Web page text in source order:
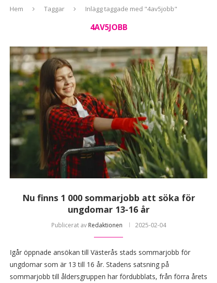
Hem Taggar Inlägg taggade med "4av5jobb"
4AV5JOBB
Nu finns 1 000 sommarjobb att söka för
ungdomar 13-16 år
Publicerat av Redaktionen 2025-02-04
Igår öppnade ansökan till Västerås stads sommarjobb för
ungdomar som är 13 till 16 år. Stadens satsning på
sommarjobb till åldersgruppen har fördubblats, från förra årets